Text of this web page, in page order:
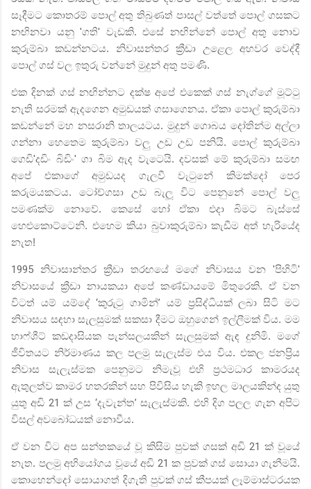
සෑදීමට කොතරම් පොල් අතු තිබුණත් පාසල් වත්තේ පොල් ගසකට
නඟිනවා යනු 'ගති' වැඩකි. එසේ නඟින්නේ පොල් අතු නොව
කුරුම්බා කඩන්නටය. නිවාසන්තර ක්‍රීඩා උළෙල අහවර වෙද්දී
පොල් ගස් වල ඉතුරු වන්නේ මුදුන් අතු පමණි.
එක දිනක් ගස් නඟින්නට දක්ෂ අපේ එකෙක් ගස් නැග්ගේ මූට්ටු
නැති සරමක් ඇදගෙන අමුඩයක් ගසාගෙනය. ඒකා පොල් කුරුම්බා
කඩන්නේ මහ නසරානි තාලයටය. මුදුන් ගොබය දෝතින්ම අල්ලා
ගන්නා හෙතෙම කුරුම්බා වලු උඩ උඩ පනියි. පොල් කුරුම්බා
ගෙඩි'දඩිං බිඩිං'ගා බිම ඇද වැටෙයි. දවසක් මේ කුරුම්බා සමඟ
අපේ එකාගේ අමුඩයද ගැලවී වැටුනේ කිමක්දෝ පෙර
කරුමයකටය. ටෝච්ගසා උඩ බැලූ විට පෙනුනේ පොල් වලු
පමණක්ම නොවේ. කෙසේ හෝ ඒකා එදා බිමට බැස්සේ
හෙළුකොට්ටෙනි. එහෙම කියා බුවාකුරුම්බා කැඩීම අත් හැරියේද
නැත!
1995 නිවාසාන්තර ක්‍රීඩා තරඟයේ මගේ නිවාසය වන 'පිහිටි'
නිවාසයේ ක්‍රීඩා නායකයා අපේ කණ්ඩායමේ මිතුරෙකි. ඒ වන
විටත් යම් යම්දේ‘කුරුටු ගාමින්’ යම් ප්‍රසිද්ධියක් ලබා සිටි මට
නිවාසය සඳහා සැලසුමක් සකසා දීමට ඔහුගෙන් ඉල්ලීමක් විය. මම
හාෆ්ශීට් කඩදාසියක පැන්සලයකින් සැලසුමක් ඇඳ දුනිමි. මගේ
ජීවිතයට නිර්මාණය කල පලමු සැලැස්ම එය විය. එකල ජනප්‍රිය
නිවාස සැලැස්මක පෙනුමට
නිමැවූ එහි ප්‍රථමධාර කාමරයද
ඇතුලත්ව කාමර හතරකින් සහ පිවිසිය හැකි ඉහල මාලයකින්ද යුතු
යුතු අඩි 21 ක් උස ‘දැවැන්ත’සැලැස්මකි. එහි දිග පලල ගැන අපිට
විසල් අවබෝධයක් නොවීය.
ඒ වන විට අප සන්තකයේ වූ කිසිම පුවක් ගසක් අඩි 21 ක් වූයේ
නැත. පලමු අභියෝගය වූයේ අඩි 21 ක පුවක් ගස් සොයා ගැනීමයි.
කොහෙන්දෝ සොයාගත් දිගැති පුවක් ගස් කීපයක් ලෑම්මාස්ටරයක